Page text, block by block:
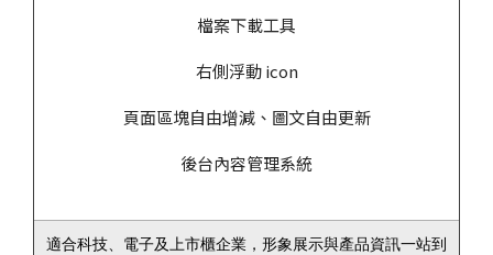
檔案下載工具
右側浮動 icon
頁面區塊自由增減、圖文自由更新
後台內容管理系統
適合科技、電子及上市櫃企業，形象展示與產品資訊一站到